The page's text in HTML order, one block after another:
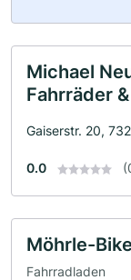
Michael
Fahrräder
Gaiserstr. 20,
0.0
Möhrle-
Fahrradladen